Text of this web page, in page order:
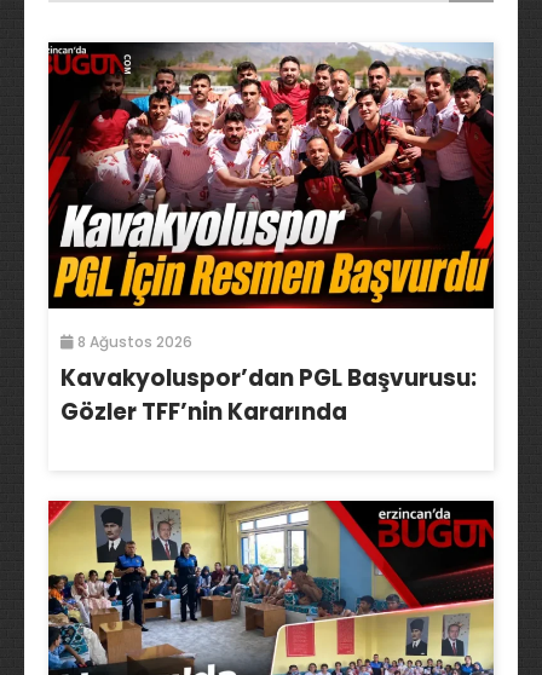
8 Ağustos 2026
Kavakyoluspor’dan PGL Başvurusu:
Gözler TFF’nin Kararında